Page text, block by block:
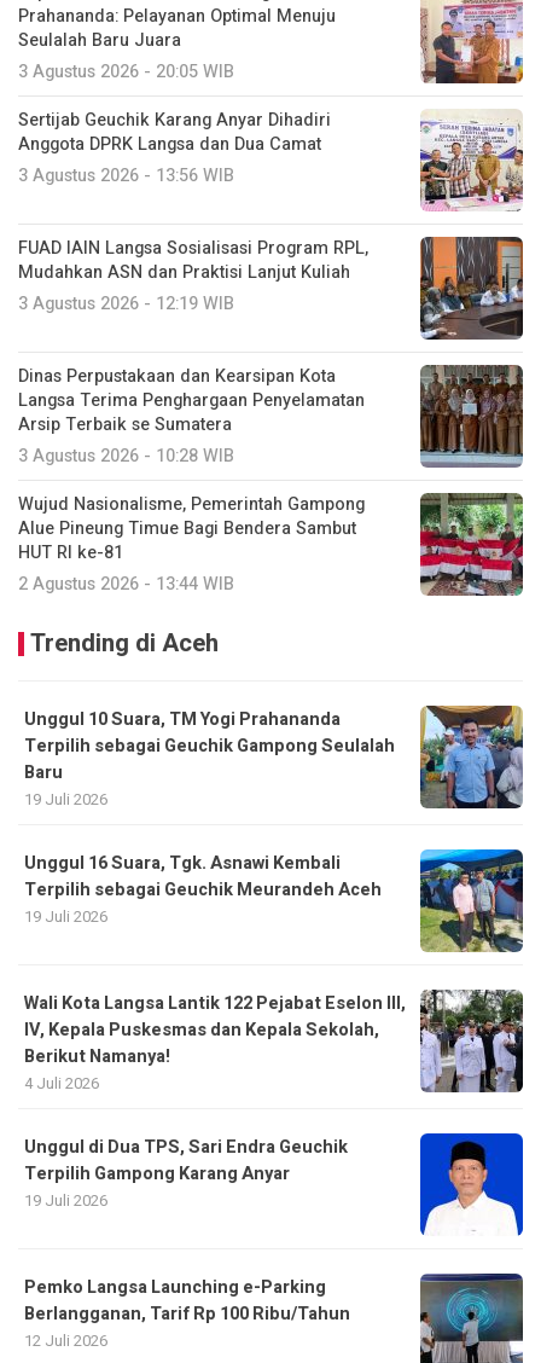
Prahananda: Pelayanan Optimal Menuju
Seulalah Baru Juara
3 Agustus 2026 - 20:05 WIB
Sertijab Geuchik Karang Anyar Dihadiri
Anggota DPRK Langsa dan Dua Camat
3 Agustus 2026 - 13:56 WIB
FUAD IAIN Langsa Sosialisasi Program RPL,
Mudahkan ASN dan Praktisi Lanjut Kuliah
3 Agustus 2026 - 12:19 WIB
Dinas Perpustakaan dan Kearsipan Kota
Langsa Terima Penghargaan Penyelamatan
Arsip Terbaik se Sumatera
3 Agustus 2026 - 10:28 WIB
Wujud Nasionalisme, Pemerintah Gampong
Alue Pineung Timue Bagi Bendera Sambut
HUT RI ke-81
2 Agustus 2026 - 13:44 WIB
Trending di Aceh
Unggul 10 Suara, TM Yogi Prahananda
Terpilih sebagai Geuchik Gampong Seulalah
Baru
19 Juli 2026
Unggul 16 Suara, Tgk. Asnawi Kembali
Terpilih sebagai Geuchik Meurandeh Aceh
19 Juli 2026
Wali Kota Langsa Lantik 122 Pejabat Eselon III,
IV, Kepala Puskesmas dan Kepala Sekolah,
Berikut Namanya!
4 Juli 2026
Unggul di Dua TPS, Sari Endra Geuchik
Terpilih Gampong Karang Anyar
19 Juli 2026
Pemko Langsa Launching e-Parking
Berlangganan, Tarif Rp 100 Ribu/Tahun
12 Juli 2026